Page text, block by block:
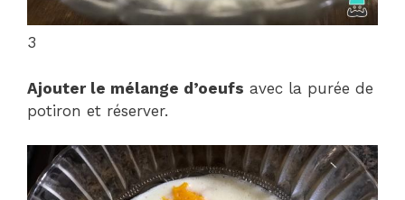
3
Ajouter le mélange d’oeufs avec la purée de
potiron et réserver.